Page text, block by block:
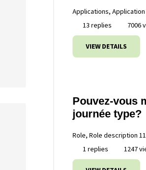
Applications,
13 replies
7006
VIEW DETAILS
Pouvez-vous
journée type?
Role, Role description
1 replies
1247